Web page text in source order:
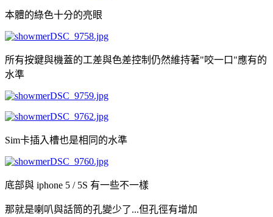
本體的綠色十分的亮眼
所有按鍵與機蓋的工差與色差控制仍然維持著"咬一口"應有的
水準
Sim卡插入槽也是相同的水準
底部與 iphone 5 / 5S 有一些不一樣
那就是喇叭與話筒的孔變少了...但孔徑有增加